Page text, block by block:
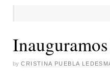
by CRISTINA PUEBLA